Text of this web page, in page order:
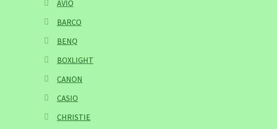
AVIO
BARCO
BENQ
BOXLIGHT
CANON
CASIO
CHRISTIE